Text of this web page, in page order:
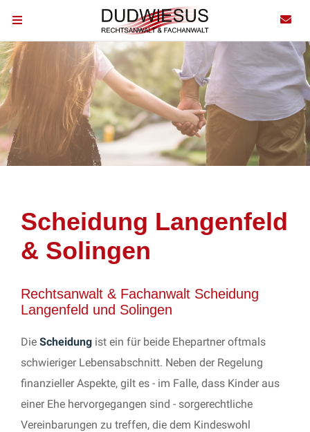
Scheidung Langenfeld
& Solingen
Rechtsanwalt & Fachanwalt Scheidung
Langenfeld und Solingen
Die Scheidung ist ein für beide Ehepartner oftmals
schwieriger Lebensabschnitt. Neben der Regelung
finanzieller Aspekte, gilt es - im Falle, dass Kinder aus
einer Ehe hervorgegangen sind - sorgerechtliche
Vereinbarungen zu treffen, die dem Kindeswohl